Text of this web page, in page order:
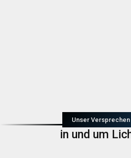
Unser Versprechen
in und um